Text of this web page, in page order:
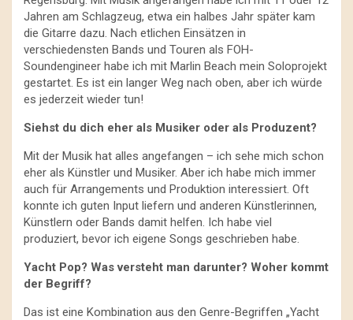
Jahren am Schlagzeug, etwa ein halbes Jahr später kam
die Gitarre dazu. Nach etlichen Einsätzen in
verschiedensten Bands und Touren als FOH-
Soundengineer habe ich mit Marlin Beach mein Soloprojekt
gestartet. Es ist ein langer Weg nach oben, aber ich würde
es jederzeit wieder tun!
Siehst du dich eher als Musiker oder als Produzent?
Mit der Musik hat alles angefangen – ich sehe mich schon
eher als Künstler und Musiker. Aber ich habe mich immer
auch für Arrangements und Produktion interessiert. Oft
konnte ich guten Input liefern und anderen Künstlerinnen,
Künstlern oder Bands damit helfen. Ich habe viel
produziert, bevor ich eigene Songs geschrieben habe.
Yacht Pop? Was versteht man darunter? Woher kommt
der Begriff?
Das ist eine Kombination aus den Genre-Begriffen „Yacht